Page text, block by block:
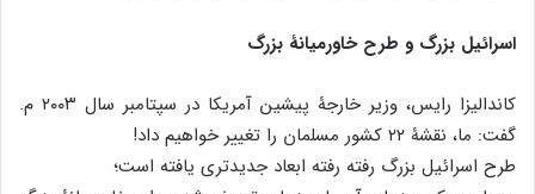
اسرائیل بزرگ و طرح خاورمیانۀ بزرگ
کاندالیزا رایس، وزیر خارجۀ پیشین آمریکا در سپتامبر سال ۲۰۰۳ م.
گفت: ما، نقشۀ ۲۲ کشور مسلمان را تغییر خواهیم داد!
طرح اسرائیل بزرگ رفته رفته ابعاد جدیدتری یافته است؛